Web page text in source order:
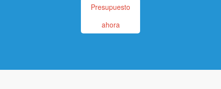
Presupuesto
ahora